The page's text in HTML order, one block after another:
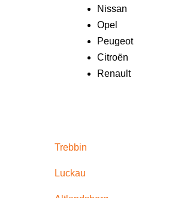
Nissan
Opel
Peugeot
Citroën
Renault
Trebbin
Luckau